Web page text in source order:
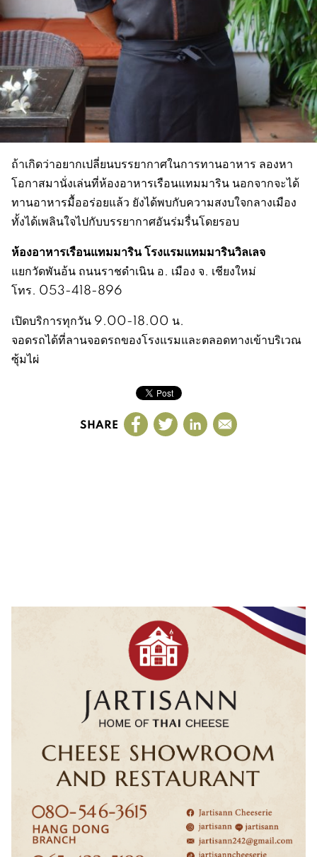
ถ้าเกิดว่าอยากเปลี่ยนบรรยากาศในการทานอาหาร ลองหา
โอกาสมานั่งเล่นที่ห้องอาหารเรือนแทมมาริน นอกจากจะได้
ทานอาหารมื้ออร่อยแล้ว ยังได้พบกับความสงบใจกลางเมือง
ทั้งได้เพลินใจไปกับบรรยากาศอันร่มรื่นโดยรอบ
ห้องอาหารเรือนแทมมาริน โรงแรมแทมมารินวิลเลจ
แยกวัดพันอ้น ถนนราชดำเนิน อ. เมือง จ. เชียงใหม่
โทร. 053-418-896
เปิดบริการทุกวัน 9.00-18.00 น.
จอดรถได้ที่ลานจอดรถของโรงแรมและตลอดทางเข้าบริเวณ
ซุ้มไผ่
SHARE